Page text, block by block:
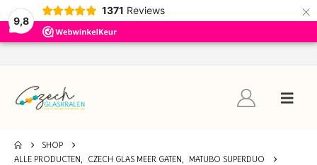
9,8
1371 Reviews ×
SHOP
ALLE PRODUCTEN, CZECH GLAS MEER GATEN,
MATUBO SUPERDUO